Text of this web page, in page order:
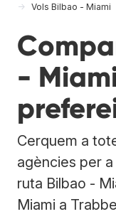
Vols Bilbao - Miami
-
Cerquem a
agències per
ruta Bilbao -
Miami a